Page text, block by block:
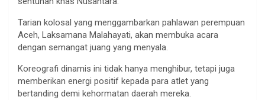
Tarian kolosal yang menggambarkan pahlawan perempuan
Aceh, Laksamana Malahayati, akan membuka acara
dengan semangat juang yang menyala.
Koreografi dinamis ini tidak hanya menghibur, tetapi juga
memberikan energi positif kepada para atlet yang
bertanding demi kehormatan daerah mereka.